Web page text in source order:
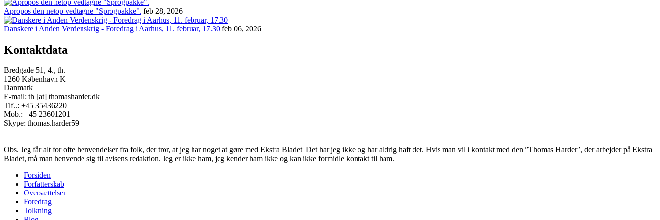
Apropos den netop vedtagne "Sprogpakke". feb 28, 2026
Danskere i Anden Verdenskrig - Foredrag i Aarhus, 11. februar, 17.30 feb 06, 2026
Kontaktdata
Bredgade 51, 4., th.
1260 København K
Danmark
E-mail: th [at] thomasharder.dk
Tlf..: +45 35436220
Mob.: +45 23601201
Skype: thomas.harder59
Obs. Jeg får alt for ofte henvendelser fra folk, der tror, at jeg har noget at gøre med Ekstra Bladet. Det har jeg ikke og har aldrig haft det. Hvis man vil i kontakt med den ”Thomas Harder”, der arbejder på Ekstra
Bladet, må man henvende sig til avisens redaktion. Jeg er ikke ham, jeg kender ham ikke og kan ikke formidle kontakt til ham.
Footer
menu
Forsiden
Forfatterskab
Oversættelser
Foredrag
Tolkning